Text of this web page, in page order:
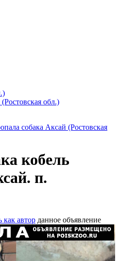
обл.)
собака Аксай (Ростовская
кобель
п.
как автор данное объявление